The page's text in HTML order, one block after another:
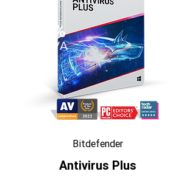
SLEVA
50%
Bitdefender
Antivirus Plus